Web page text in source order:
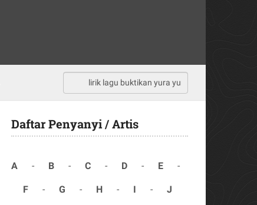
Daftar Penyanyi / Artis
A - B - C - D - E -
F - G - H - I - J